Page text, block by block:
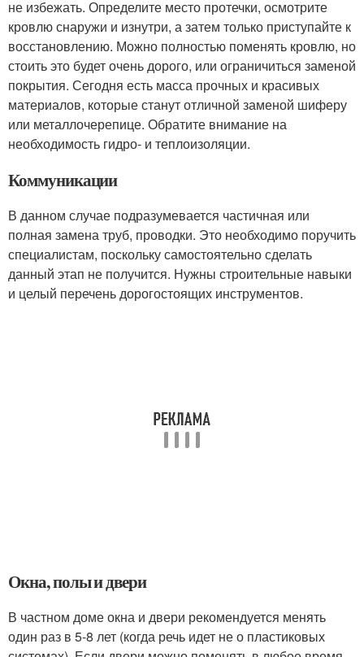
не избежать. Определите место протечки, осмотрите
кровлю снаружи и изнутри, а затем только приступайте к
восстановлению. Можно полностью поменять кровлю, но
стоить это будет очень дорого, или ограничиться заменой
покрытия. Сегодня есть масса прочных и красивых
материалов, которые станут отличной заменой шиферу
или металлочерепице. Обратите внимание на
необходимость гидро- и теплоизоляции.
Коммуникации
В данном случае подразумевается частичная или
полная замена труб, проводки. Это необходимо поручить
специалистам, поскольку самостоятельно сделать
данный этап не получится. Нужны строительные навыки
и целый перечень дорогостоящих инструментов.
Окна, полы и двери
В частном доме окна и двери рекомендуется менять
один раз в 5-8 лет (когда речь идет не о пластиковых